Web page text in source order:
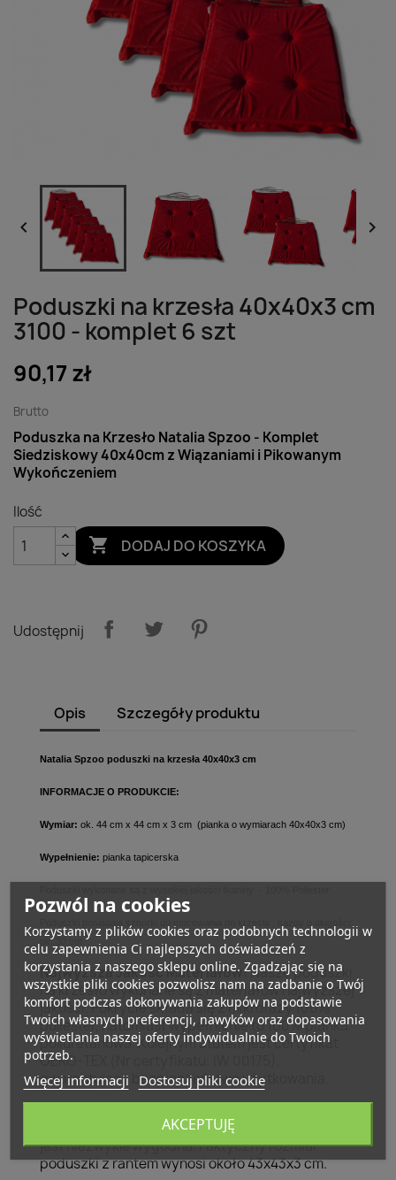
 
Poduszki na krzesła 40x40x3 cm
3100 - komplet 6 szt
90,17 zł
Brutto
Poduszka na Krzesło Natalia Spzoo - Komplet
Siedziskowy 40x40cm z Wiązaniami i Pikowanym
Wykończeniem
Ilość
 DODAJ DO KOSZYKA
Udostępnij
Opis Szczegóły produktu
Natalia Spzoo poduszki na krzesła 40x40x3 cm
INFORMACJE O PRODUKCIE:
Wymiar: ok. 44 cm x 44 cm x 3 cm (pianka o wymiarach 40x40x3 cm)
Wypełnienie: pianka tapicerska
ok. 30 cm.
Najwyższa Jakość Materiałów:Nasze poduszki
na krzesło wykonane są z materiałów najwyższej
jakości. Pokrycie składa się z mikrofazy 100%
poliester, natomiast wypełnienie to 100% pianka
poliuretanowa. Kolejnym atutem jest certyfikat
OEKO-TEX (Nr certyfikatu: IW 00175),
gwarantujący bezpieczeństwo użytkowania.
pianką o wymiarach 40x40x3 cm, co sprawia, że
jest niezwykle wygodna. Faktyczny rozmiar
poduszki z rantem wynosi około 43x43x3 cm.
Pozwól na cookies
Korzystamy z plików cookies oraz podobnych technologii w
celu zapewnienia Ci najlepszych doświadczeń z
korzystania z naszego sklepu online. Zgadzając się na
wszystkie pliki cookies pozwolisz nam na zadbanie o Twój
komfort podczas dokonywania zakupów na podstawie
Twoich własnych preferencji, nawyków oraz dopasowania
wyświetlania naszej oferty indywidualnie do Twoich
potrzeb.
Więcej informacji Dostosuj pliki cookie
AKCEPTUJĘ